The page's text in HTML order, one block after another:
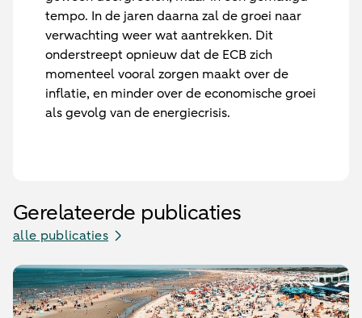
tempo. In de jaren daarna zal de groei naar
verwachting weer wat aantrekken. Dit
onderstreept opnieuw dat de ECB zich
momenteel vooral zorgen maakt over de
inflatie, en minder over de economische groei
als gevolg van de energiecrisis.
Gerelateerde publicaties
alle publicaties